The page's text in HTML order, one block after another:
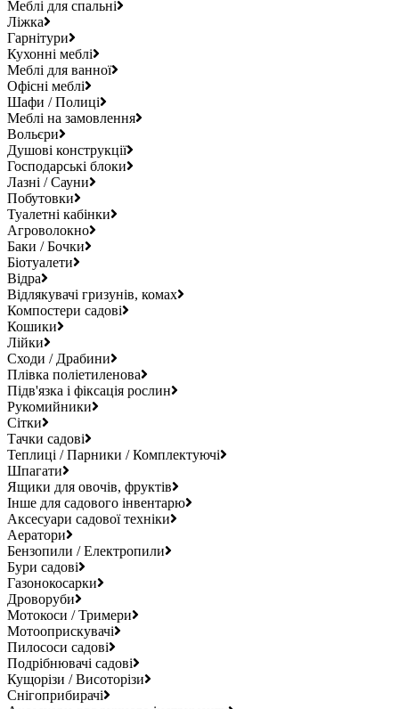
Меблі для спальні
Ліжка
Гарнітури
Кухонні меблі
Меблі для ванної
Офісні меблі
Шафи / Полиці
Меблі на замовлення
Вольєри
Душові конструкції
Господарські блоки
Лазні / Сауни
Побутовки
Туалетні кабінки
Агроволокно
Баки / Бочки
Біотуалети
Відра
Відлякувачі гризунів, комах
Компостери садові
Кошики
Лійки
Сходи / Драбини
Плівка поліетиленова
Підв'язка і фіксація рослин
Рукомийники
Сітки
Тачки садові
Теплиці / Парники / Комплектуючі
Шпагати
Ящики для овочів, фруктів
Інше для садового інвентарю
Аксесуари садової техніки
Аератори
Бензопили / Електропили
Бури садові
Газонокосарки
Дроворуби
Мотокоси / Тримери
Мотооприскувачі
Пилососи садові
Подрібнювачі садові
Кущорізи / Висоторізи
Снігоприбирачі